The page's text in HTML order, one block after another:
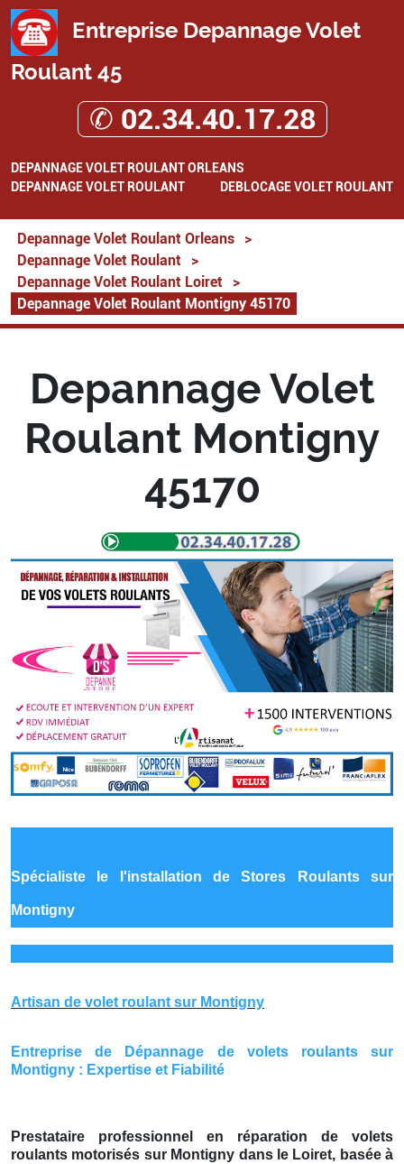
Entreprise Depannage Volet
Roulant 45
✆ 02.34.40.17.28
DEPANNAGE VOLET ROULANT ORLEANS
DEPANNAGE VOLET ROULANT
DEBLOCAGE VOLET ROULANT
Depannage Volet Roulant Orleans
>
Depannage Volet Roulant
>
Depannage Volet Roulant Loiret
>
Depannage Volet Roulant Montigny 45170
Depannage Volet
Roulant Montigny
45170
Spécialiste le l'installation de Stores Roulants sur
Montigny
Artisan de volet roulant sur Montigny
Entreprise de Dépannage de volets roulants sur
Montigny : Expertise et Fiabilité
Prestataire professionnel en réparation de volets
roulants motorisés sur Montigny dans le Loiret, basée à